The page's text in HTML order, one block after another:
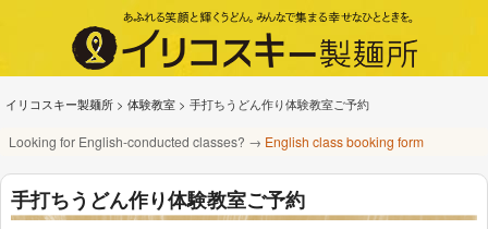
イリコスキー製麺所 > 体験教室 > 手打ちうどん作り体験教室ご予約
Looking for English-conducted classes? → English class booking form
手打ちうどん作り体験教室ご予約